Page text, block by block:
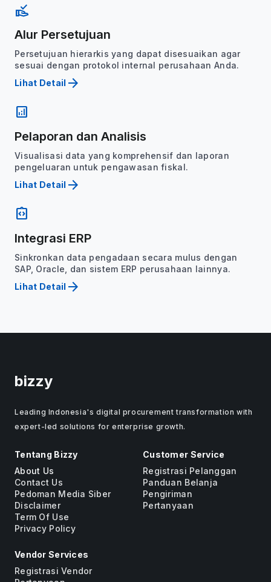
approval_delegation
Alur Persetujuan
Persetujuan hierarkis yang dapat disesuaikan agar
sesuai dengan protokol internal perusahaan Anda.
Lihat Detail arrow_forward
analytics
Pelaporan dan Analisis
Visualisasi data yang komprehensif dan laporan
pengeluaran untuk pengawasan fiskal.
Lihat Detail arrow_forward
integration_instructions
Integrasi ERP
Sinkronkan data pengadaan secara mulus dengan
SAP, Oracle, dan sistem ERP perusahaan lainnya.
Lihat Detail arrow_forward
bizzy
Leading Indonesia's digital procurement transformation with
expert-led solutions for enterprise growth.
Tentang Bizzy
About Us
Contact Us
Pedoman Media Siber
Disclaimer
Term Of Use
Privacy Policy
Customer Service
Registrasi Pelanggan
Panduan Belanja
Pengiriman
Pertanyaan
Vendor Services
Registrasi Vendor